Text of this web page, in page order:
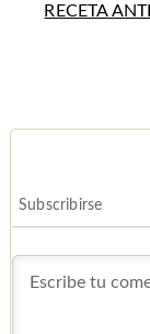
RECETA
Subscribirse